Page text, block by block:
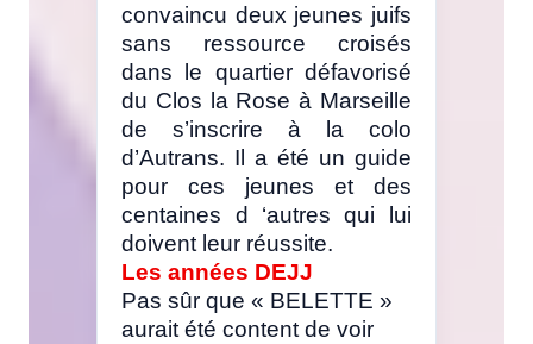
convaincu deux jeunes juifs
sans ressource croisés
dans le quartier défavorisé
du Clos la Rose à Marseille
de s’inscrire à la colo
d’Autrans. Il a été un guide
pour ces jeunes et des
centaines d ‘autres qui lui
doivent leur réussite.
Les années DEJJ
Pas sûr que « BELETTE »
aurait été content de voir